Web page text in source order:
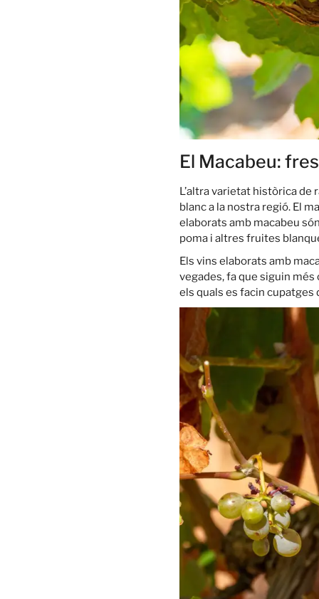
El Macabeu:
L’altra varietat històrica de
blanc a la nostra regió. El
elaborats amb macabeu
poma i altres fruites
Els vins elaborats amb
vegades, fa que siguin
els quals es facin cupatges